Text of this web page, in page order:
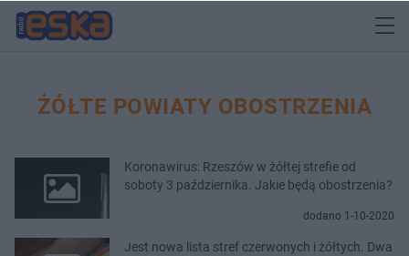
ŻÓŁTE POWIATY OBOSTRZENIA
Koronawirus: Rzeszów w żółtej strefie od
soboty 3 października. Jakie będą obostrzenia?
dodano 1-10-2020
Jest nowa lista stref czerwonych i żółtych. Dwa